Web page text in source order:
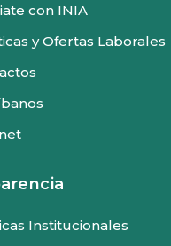
con INIA
y Ofertas Laborales
Institucionales